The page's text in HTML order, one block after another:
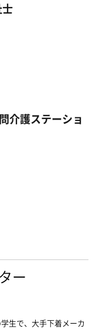
介護ステーショ
ー
生で、大手下着メーカ